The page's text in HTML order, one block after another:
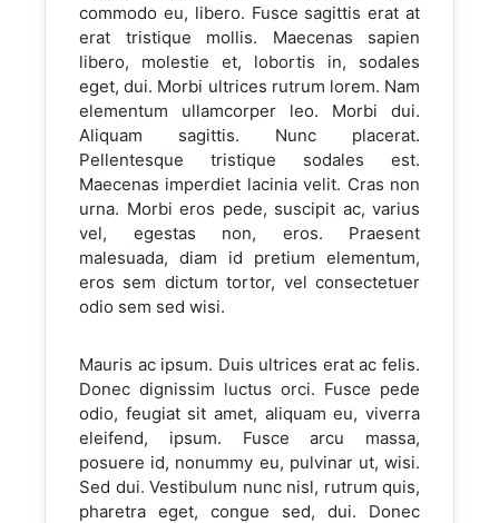
commodo eu, libero. Fusce sagittis erat at
erat tristique mollis. Maecenas sapien
libero, molestie et, lobortis in, sodales
eget, dui. Morbi ultrices rutrum lorem. Nam
elementum ullamcorper leo. Morbi dui.
Aliquam sagittis. Nunc placerat.
Pellentesque tristique sodales est.
Maecenas imperdiet lacinia velit. Cras non
urna. Morbi eros pede, suscipit ac, varius
vel, egestas non, eros. Praesent
malesuada, diam id pretium elementum,
eros sem dictum tortor, vel consectetuer
odio sem sed wisi.
Mauris ac ipsum. Duis ultrices erat ac felis.
Donec dignissim luctus orci. Fusce pede
odio, feugiat sit amet, aliquam eu, viverra
eleifend, ipsum. Fusce arcu massa,
posuere id, nonummy eu, pulvinar ut, wisi.
Sed dui. Vestibulum nunc nisl, rutrum quis,
pharetra eget, congue sed, dui. Donec